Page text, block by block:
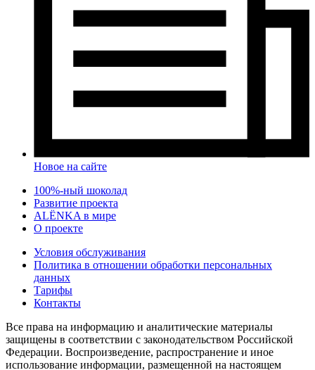
Новое на сайте
100%-ный шоколад
Развитие проекта
ALЁNKA в мире
О проекте
Условия обслуживания
Политика в отношении обработки персональных
данных
Тарифы
Контакты
Все права на информацию и аналитические материалы
защищены в соответствии с законодательством Российской
Федерации. Воспроизведение, распространение и иное
использование информации, размещенной на настоящем